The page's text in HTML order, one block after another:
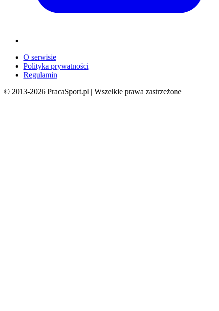
O serwisie
Polityka prywatności
Regulamin
© 2013-2026 PracaSport.pl | Wszelkie prawa zastrzeżone